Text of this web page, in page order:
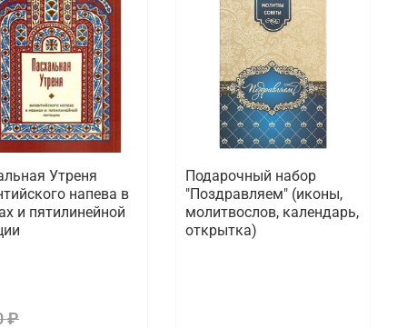
Утреня
напева в
и пятилинейной
₽
Подарочный набор
"Поздравляем" (иконы,
молитвослов, календарь,
открытка)